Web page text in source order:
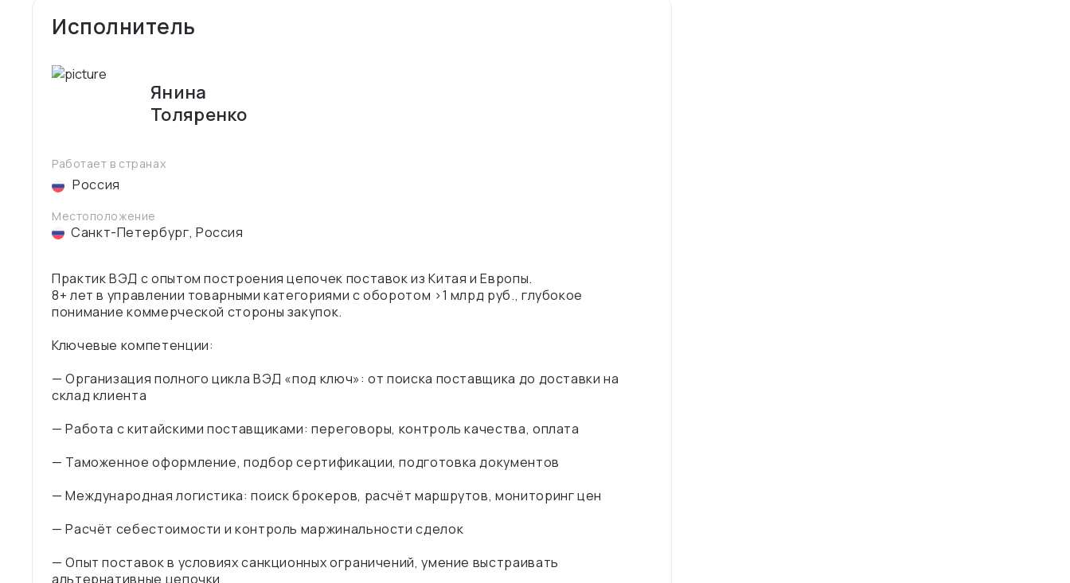
Исполнитель
Янина
Толяренко
Работает в странах
Россия
Местоположение
Санкт-Петербург, Россия
Практик ВЭД с опытом построения цепочек поставок из Китая и Европы.
8+ лет в управлении товарными категориями с оборотом >1 млрд руб., глубокое
понимание коммерческой стороны закупок.
Ключевые компетенции:
— Организация полного цикла ВЭД «под ключ»: от поиска поставщика до доставки на
склад клиента
— Работа с китайскими поставщиками: переговоры, контроль качества, оплата
— Таможенное оформление, подбор сертификации, подготовка документов
— Международная логистика: поиск брокеров, расчёт маршрутов, мониторинг цен
— Расчёт себестоимости и контроль маржинальности сделок
— Опыт поставок в условиях санкционных ограничений, умение выстраивать
альтернативные цепочки